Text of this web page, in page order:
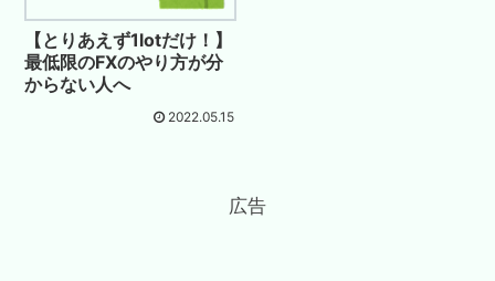
【とりあえず1lotだけ！】
最低限のFXのやり方が分
からない人へ
2022.05.15
広告